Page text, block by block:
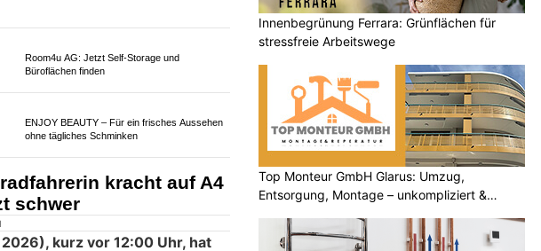
in Dietlikon zwei Personen
zwei Stunden gesperrt werden.
Innenbegrünung Ferrara: Grünflächen für
stressfreie Arbeitswege
Top Monteur GmbH Glarus: Umzug,
Entsorgung, Montage – unkompliziert &